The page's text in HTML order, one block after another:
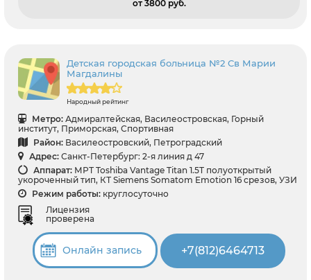
от 3800 pуб.
Детская городская больница №2 Св Марии
Магдалины
Народный рейтинг
Метро: Адмиралтейская, Василеостровская, Горный
институт, Приморская, Спортивная
Район: Василеостровский, Петроградский
Адрес: Санкт-Петербург: 2-я линия д 47
Аппарат: МРТ Toshiba Vantage Titan 1.5T полуоткрытый
укороченный тип, КТ Siemens Somatom Emotion 16 срезов, УЗИ
Режим работы: круглосуточно
Лицензия
проверена
Онлайн запись +7(812)6464713